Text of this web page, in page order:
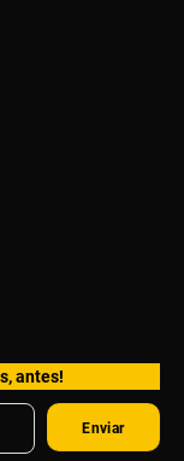
antes!